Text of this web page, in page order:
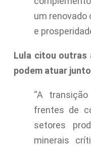
um renovado
e
Lula citou outras
podem atuar
“A
frentes de
setores
minerais